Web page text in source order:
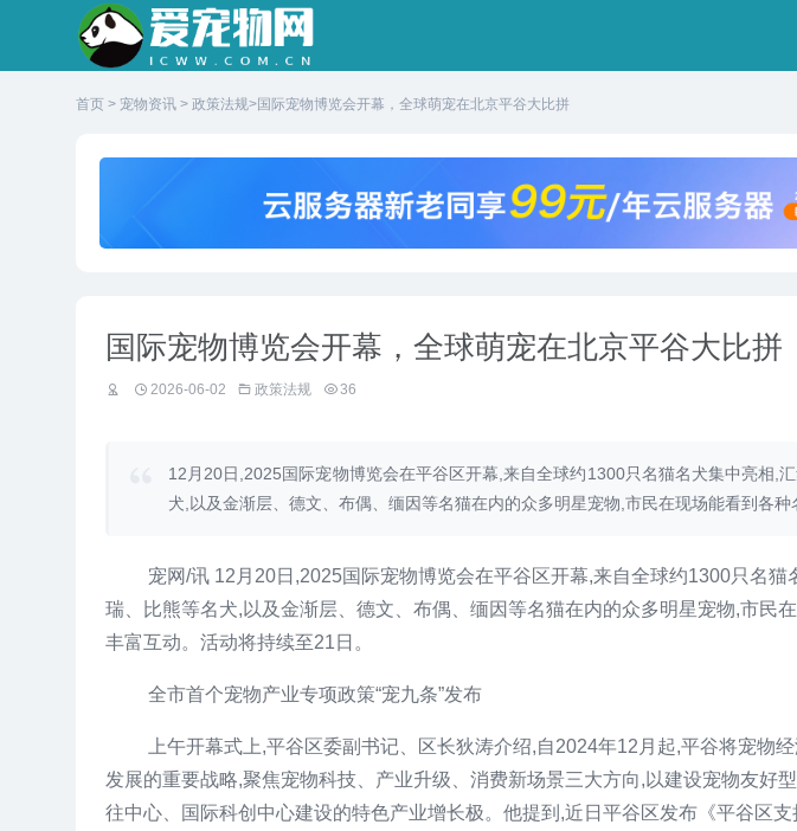
首页 > 宠物资讯 > 政策法规>国际宠物博览会开幕，全球萌宠在北京平谷大比拼
国际宠物博览会开幕，全球萌宠在北京平谷大比拼
2026-06-02 政策法规 36
12月20日,2025国际宠物博览会在平谷区开幕,来自全球约1300只名猫名犬集中亮相,
犬,以及金渐层、德文、布偶、缅因等名猫在内的众多明星宠物,市民在现场能看到各
宠网/讯 12月20日,2025国际宠物博览会在平谷区开幕,来自全球约1300只名猫
瑞、比熊等名犬,以及金渐层、德文、布偶、缅因等名猫在内的众多明星宠物,市民
丰富互动。活动将持续至21日。
全市首个宠物产业专项政策“宠九条”发布
上午开幕式上,平谷区委副书记、区长狄涛介绍,自2024年12月起,平谷将宠物
发展的重要战略,聚焦宠物科技、产业升级、消费新场景三大方向,以建设宠物友好
往中心、国际科创中心建设的特色产业增长极。他提到,近日平谷区发布《平谷区